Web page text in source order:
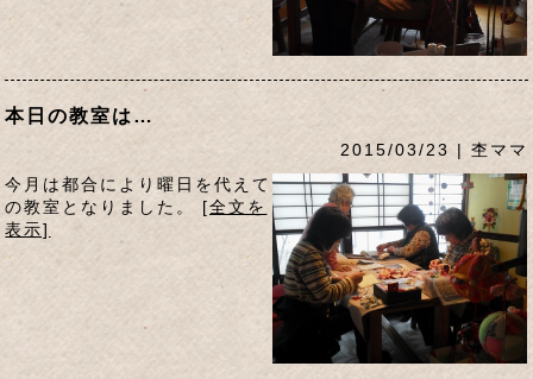
本日の教室は…
2015/03/23 | 杢ママ
今月は都合により曜日を代えて
の教室となりました。 [全文を
表示]